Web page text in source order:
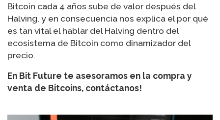
Bitcoin cada 4 años sube de valor después del
Halving, y en consecuencia nos explica el por qué
es tan vital el hablar del Halving dentro del
ecosistema de Bitcoin como dinamizador del
precio.
En Bit Future te asesoramos en la compra y
venta de Bitcoins, contáctanos!